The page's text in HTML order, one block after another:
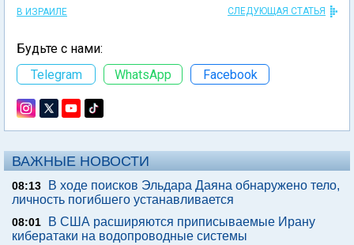
В ИЗРАИЛЕ СЛЕДУЮЩАЯ СТАТЬЯ
Будьте с нами:
Telegram
WhatsApp Facebook
ВАЖНЫЕ НОВОСТИ
08:13
В ходе поисков Эльдара Даяна обнаружено тело,
личность погибшего устанавливается
08:01
В США расширяются приписываемые Ирану
кибератаки на водопроводные системы